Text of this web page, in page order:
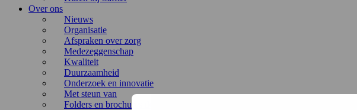
Over ons
Nieuws
Organisatie
Afspraken over zorg
Medezeggenschap
Kwaliteit
Duurzaamheid
Onderzoek en innovatie
Met steun van
Folders en brochures downloaden